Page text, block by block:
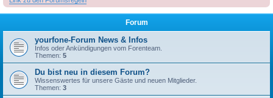
e
Forum
yourfone-Forum News & Infos
Infos oder Ankündigungen vom Forenteam.
Themen: 5
Du bist neu in diesem Forum?
Wissenswertes für unsere Gäste und neuen Mitglieder.
Themen: 3